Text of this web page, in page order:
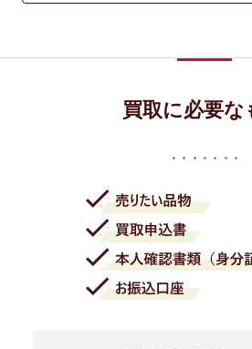
買取に必要な